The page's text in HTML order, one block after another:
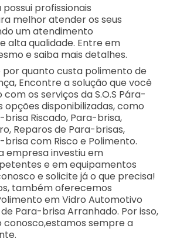
possui profissionais
melhor atender os seus
um atendimento
alta qualidade. Entre em
e saiba mais detalhes.
por quanto custa polimento de
Encontre a solução que você
os serviços da S.O.S Pára-
opções disponibilizadas, como
Riscado, Para-brisa,
Reparos de Para-brisas,
com Risco e Polimento.
empresa investiu em
e em equipamentos
e solicite já o que precisa!
também oferecemos
em Vidro Automotivo
Para-brisa Arranhado. Por isso,
sempre a